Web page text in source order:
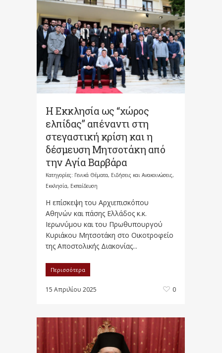
Η Εκκλησία ως “χώρος
ελπίδας” απέναντι στη
στεγαστική κρίση και η
δέσμευση Μητσοτάκη από
την Αγία Βαρβάρα
Κατηγορίες: Γενικά Θέματα, Ειδήσεις και Ανακοινώσεις,
Εκκλησία, Εκπαίδευση
Η επίσκεψη του Αρχιεπισκόπου
Αθηνών και πάσης Ελλάδος κ.κ.
Ιερωνύμου και του Πρωθυπουργού
Κυριάκου Μητσοτάκη στο Οικοτροφείο
της Αποστολικής Διακονίας...
Περισσότερα
15 Απριλίου 2025 0